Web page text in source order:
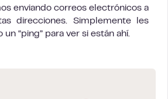
enviando correos electrónicos a
direcciones. Simplemente les
“ping” para ver si están ahí.